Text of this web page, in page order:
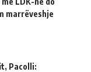
marrëveshje
Pacolli: